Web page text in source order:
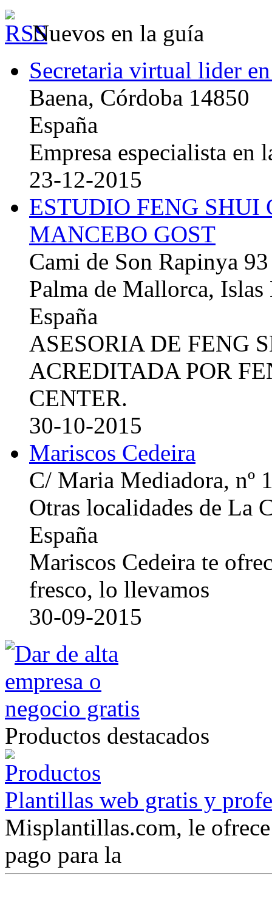
Nuevos en la guía
Secretaria virtual lider
Baena, Córdoba 14850
España
Empresa especialista en
23-12-2015
ESTUDIO FENG
MANCEBO GOST
Cami de Son Rapinya 93
Palma de Mallorca, Islas
España
ASESORIA DE FENG
ACREDITADA POR
CENTER.
30-10-2015
Mariscos Cedeira
C/ Maria Mediadora, nº
Otras localidades de La
España
Mariscos Cedeira te
fresco, lo llevamos
30-09-2015
Productos destacados
Plantillas web gratis y
Misplantillas.com, le
pago para la